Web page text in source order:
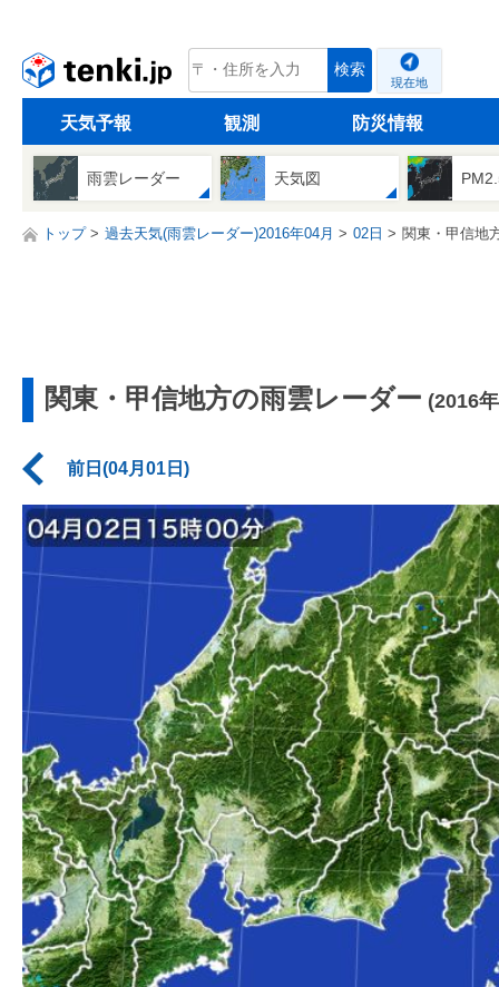
tenki.jp 検索
現在地
天気予報 観測 防災情報
雨雲レーダー 天気図
トップ 過去天気(雨雲レーダー)2016年04月 02日 関東・甲信地
関東・甲信地方の雨雲レーダー (2016
前日(04月01日)